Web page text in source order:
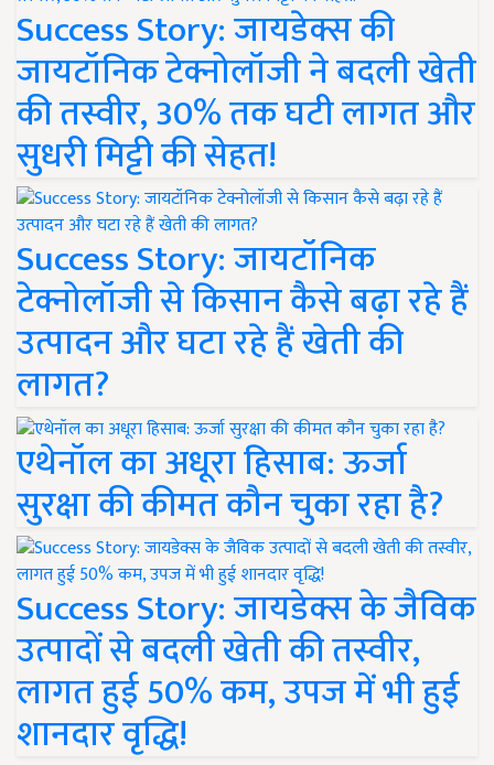
Success Story: जायडेक्स की
जायटॉनिक टेक्नोलॉजी ने बदली खेती
की तस्वीर, 30% तक घटी लागत और
सुधरी मिट्टी की सेहत!
Success Story: जायटॉनिक
टेक्नोलॉजी से किसान कैसे बढ़ा रहे हैं
उत्पादन और घटा रहे हैं खेती की
लागत?
एथेनॉल का अधूरा हिसाब: ऊर्जा
सुरक्षा की कीमत कौन चुका रहा है?
Success Story: जायडेक्स के जैविक
उत्पादों से बदली खेती की तस्वीर,
लागत हुई 50% कम, उपज में भी हुई
शानदार वृद्धि!